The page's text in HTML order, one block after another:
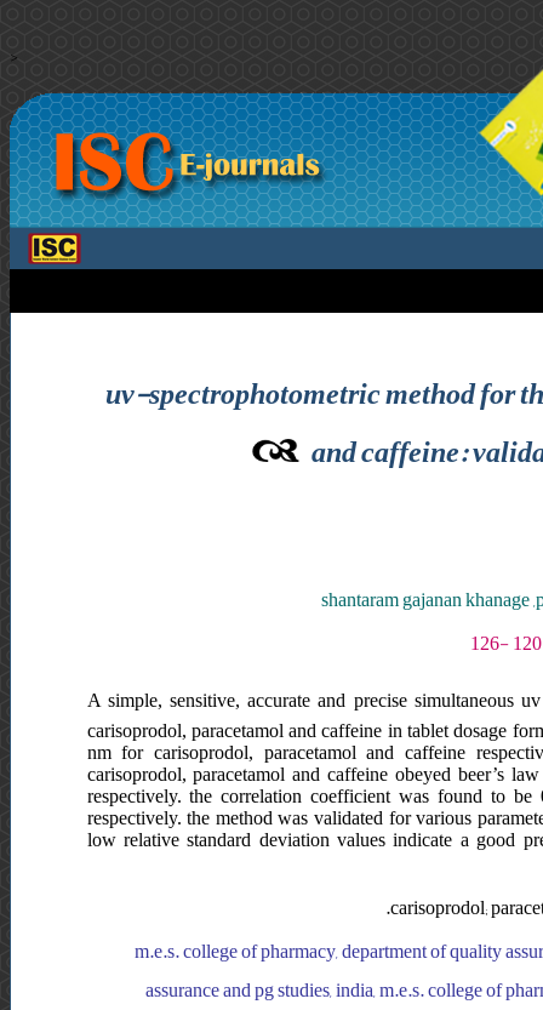
>
uv-spectrophotometric method for
and caffeine:
shantaram gajanan khanage
A simple, sensitive, accurate and precise simultaneous
carisoprodol, paracetamol and caffeine in tablet dosage
nm for carisoprodol, paracetamol and caffeine
carisoprodol, paracetamol and caffeine obeyed beer’s
respectively. the correlation coefficient was found to
respectively. the method was validated for various
low relative standard deviation values indicate a good
carisoprodol;
m.e.s. college of pharmacy, department of quality
assurance and pg studies, india, m.e.s. college of